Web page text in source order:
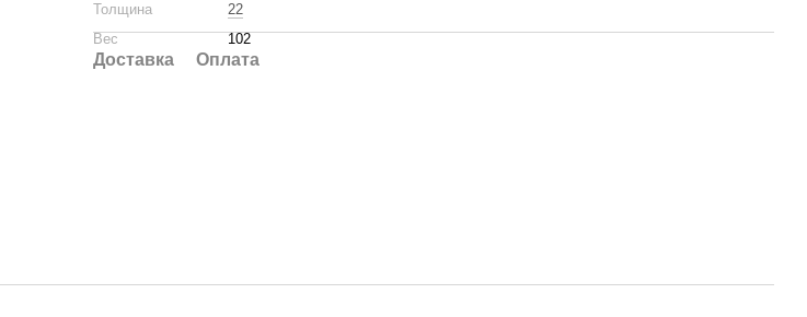
Толщина
22
Вес
102
Доставка Оплата